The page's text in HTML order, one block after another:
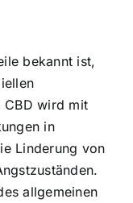
bekannt ist,
CBD wird mit
in
Linderung von
allgemeinen